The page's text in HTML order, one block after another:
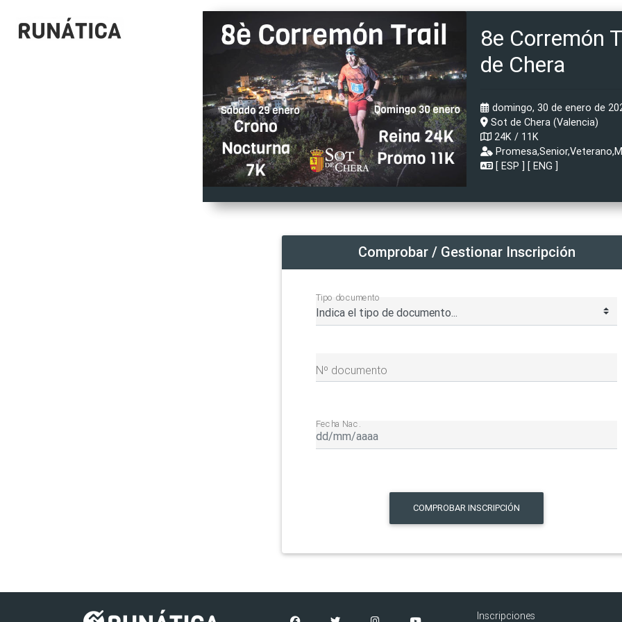
8e Corremón
de Chera
domingo, 30 de enero de
Sot de Chera (Valencia)
24K / 11K
[ ESP ] [ ENG ]
Comprobar / Gestionar Inscripción
Tipo documento
Nº documento
Fecha Nac.
COMPROBAR INSCRIPCIÓN
Inscripciones